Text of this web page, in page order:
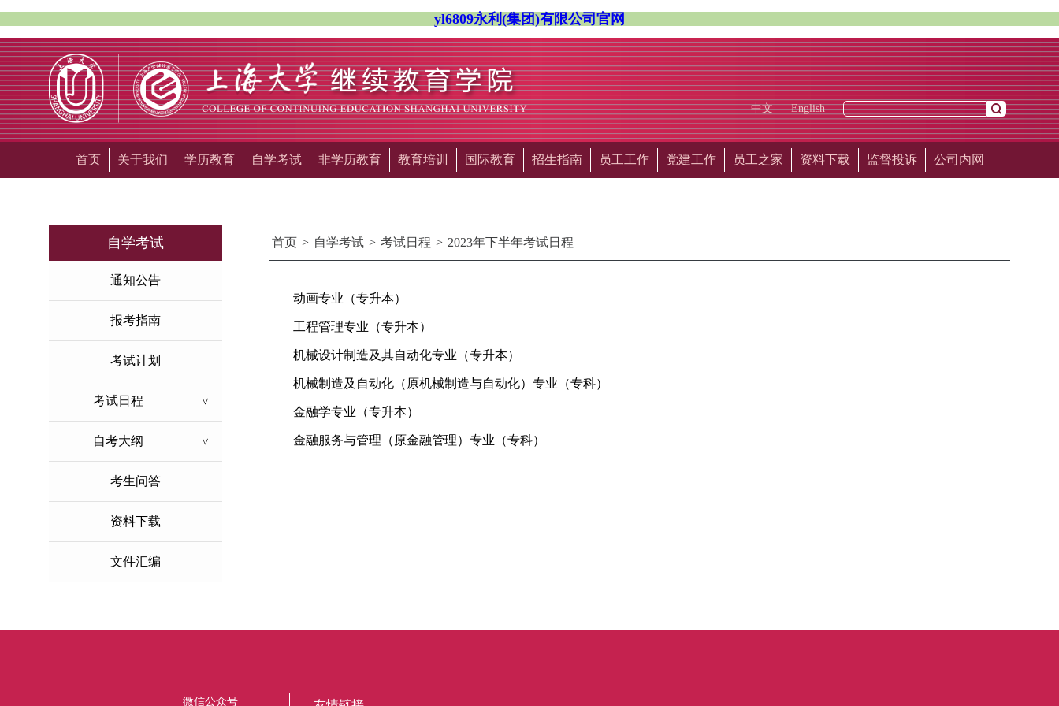
yl6809永利(集团)有限公司官网
中文 | English |
首页 关于我们 学历教育 自学考试 非学历教育 教育培训 国际教育 招生指南 员工工作 党建工作 员工之家 资料下载 监督投诉 公司内网
自学考试
通知公告
报考指南
考试计划
考试日程 >
自考大纲 >
考生问答
资料下载
文件汇编
首页 > 自学考试 > 考试日程 > 2023年下半年考试日程
动画专业（专升本）
工程管理专业（专升本）
机械设计制造及其自动化专业（专升本）
机械制造及自动化（原机械制造与自动化）专业（专科）
金融学专业（专升本）
金融服务与管理（原金融管理）专业（专科）
微信公众号